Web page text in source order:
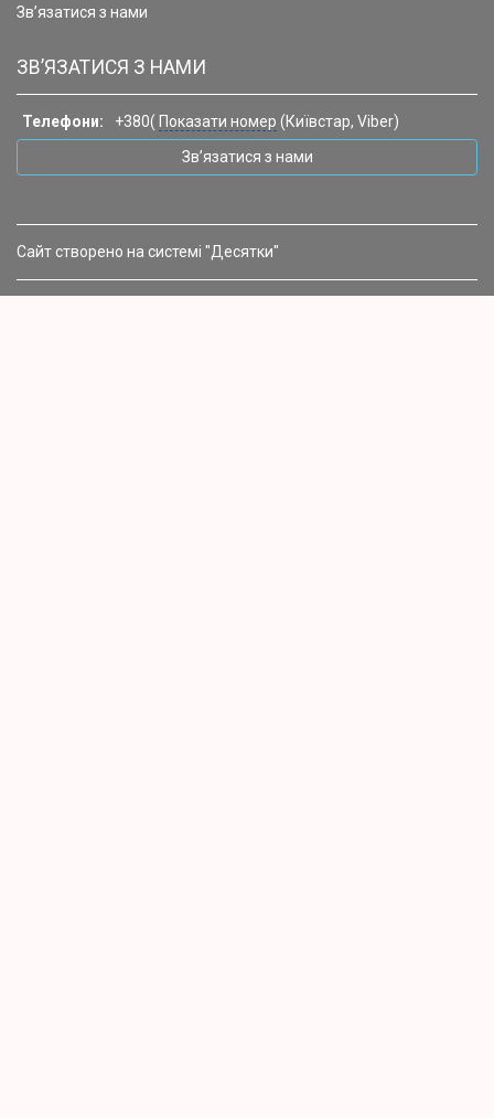
Зв’язатися з нами
ЗВ’ЯЗАТИСЯ З НАМИ
Телефони: +380( Показати номер (Київстар, Viber)
Зв’язатися з нами
Сайт створено на системі "Десятки"